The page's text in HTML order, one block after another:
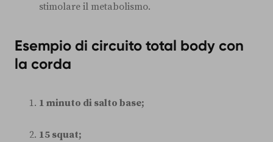
stimolare il metabolismo.
Esempio di circuito total body con
la corda
1 minuto di salto base;
15 squat;